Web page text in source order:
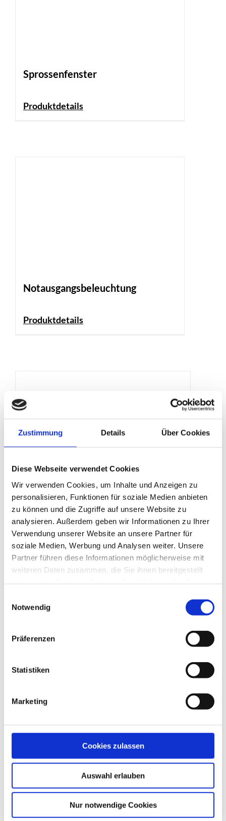
Zustimmung Details Über Cookies
Diese Webseite verwendet Cookies
Wir verwenden Cookies, um Inhalte und Anzeigen zu
personalisieren, Funktionen für soziale Medien anbieten
zu können und die Zugriffe auf unsere Website zu
analysieren. Außerdem geben wir Informationen zu Ihrer
Verwendung unserer Website an unsere Partner für
soziale Medien, Werbung und Analysen weiter. Unsere
Partner führen diese Informationen möglicherweise mit
weiteren Daten zusammen, die Sie ihnen bereitgestellt
Notwendig
Präferenzen
Statistiken
Marketing
Cookies zulassen
Auswahl erlauben
Nur notwendige Cookies
Sprossenfenster
Produktdetails
Notausgangs­beleuchtung
Produktdetails
Mobile Bodensysteme
Produktdetails